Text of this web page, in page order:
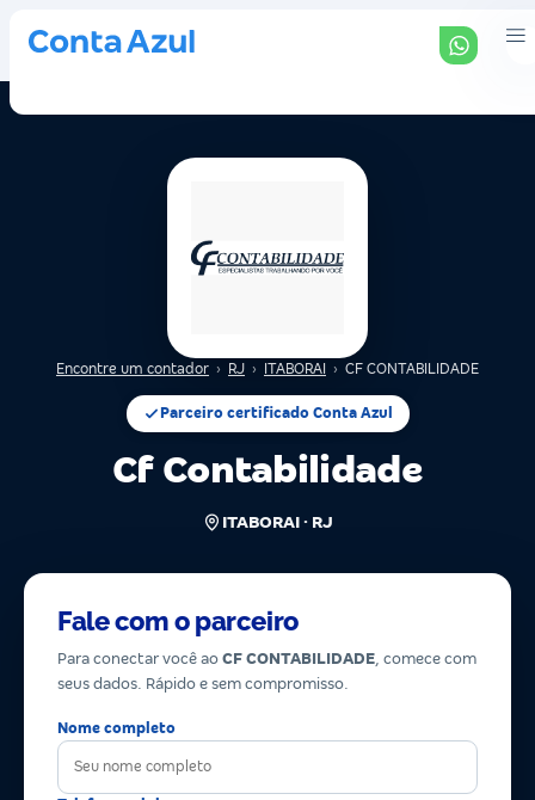
Encontre um contador › RJ › ITABORAI › CF CONTABILIDADE
Parceiro certificado Conta Azul
Cf Contabilidade
ITABORAI · RJ
Fale com o parceiro
Para conectar você ao CF CONTABILIDADE, comece com
seus dados. Rápido e sem compromisso.
Nome completo